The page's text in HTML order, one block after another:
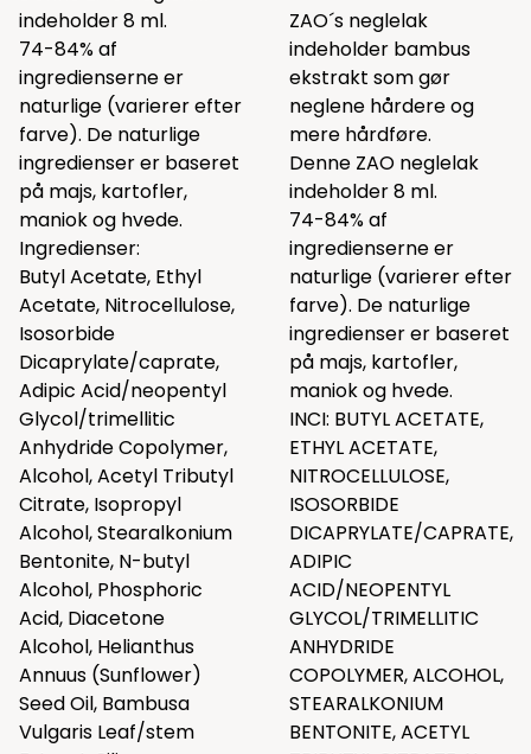
indeholder 8 ml.
74-84% af
ingredienserne er
naturlige (varierer efter
farve). De naturlige
ingredienser er baseret
på majs, kartofler,
maniok og hvede.
Ingredienser:
Butyl Acetate, Ethyl
Acetate, Nitrocellulose,
Isosorbide
Dicaprylate/caprate,
Adipic Acid/neopentyl
Glycol/trimellitic
Anhydride Copolymer,
Alcohol, Acetyl Tributyl
Citrate, Isopropyl
Alcohol, Stearalkonium
Bentonite, N-butyl
Alcohol, Phosphoric
Acid, Diacetone
Alcohol, Helianthus
Annuus (Sunflower)
Seed Oil, Bambusa
Vulgaris Leaf/stem
ZAO´s neglelak
indeholder bambus
ekstrakt som gør
neglene hårdere og
mere hårdføre.
Denne ZAO neglelak
indeholder 8 ml.
74-84% af
ingredienserne er
naturlige (varierer efter
farve). De naturlige
ingredienser er baseret
på majs, kartofler,
maniok og hvede.
INCI: BUTYL ACETATE,
ETHYL ACETATE,
NITROCELLULOSE,
ISOSORBIDE
DICAPRYLATE/CAPRATE,
ADIPIC
ACID/NEOPENTYL
GLYCOL/TRIMELLITIC
ANHYDRIDE
COPOLYMER, ALCOHOL,
STEARALKONIUM
BENTONITE, ACETYL